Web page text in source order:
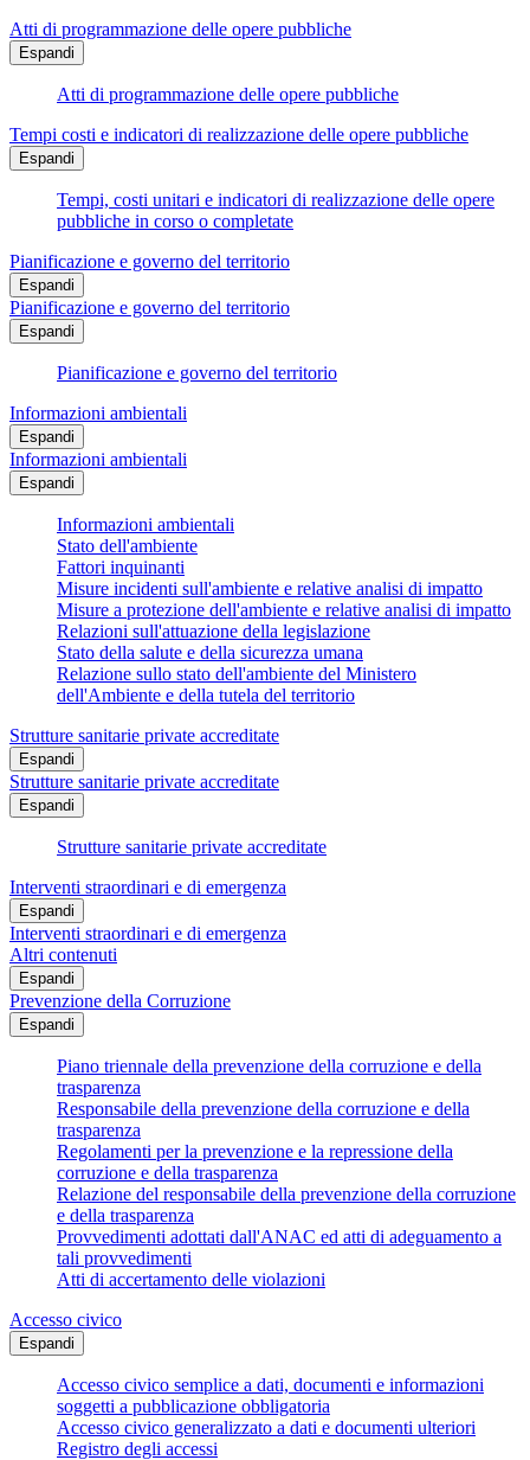
Atti di programmazione delle opere pubbliche
Espandi
Atti di programmazione delle opere pubbliche
Tempi costi e indicatori di realizzazione delle opere pubbliche
Espandi
Tempi, costi unitari e indicatori di realizzazione delle opere
pubbliche in corso o completate
Pianificazione e governo del territorio
Espandi
Pianificazione e governo del territorio
Espandi
Pianificazione e governo del territorio
Informazioni ambientali
Espandi
Informazioni ambientali
Espandi
Informazioni ambientali
Stato dell'ambiente
Fattori inquinanti
Misure incidenti sull'ambiente e relative analisi di impatto
Misure a protezione dell'ambiente e relative analisi di impatto
Relazioni sull'attuazione della legislazione
Stato della salute e della sicurezza umana
Relazione sullo stato dell'ambiente del Ministero
dell'Ambiente e della tutela del territorio
Strutture sanitarie private accreditate
Espandi
Strutture sanitarie private accreditate
Espandi
Strutture sanitarie private accreditate
Interventi straordinari e di emergenza
Espandi
Interventi straordinari e di emergenza
Altri contenuti
Espandi
Prevenzione della Corruzione
Espandi
Piano triennale della prevenzione della corruzione e della
trasparenza
Responsabile della prevenzione della corruzione e della
trasparenza
Regolamenti per la prevenzione e la repressione della
corruzione e della trasparenza
Relazione del responsabile della prevenzione della corruzione
e della trasparenza
Provvedimenti adottati dall'ANAC ed atti di adeguamento a
tali provvedimenti
Atti di accertamento delle violazioni
Accesso civico
Espandi
Accesso civico semplice a dati, documenti e informazioni
soggetti a pubblicazione obbligatoria
Accesso civico generalizzato a dati e documenti ulteriori
Registro degli accessi